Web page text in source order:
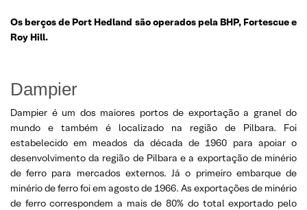
Os berços de Port Hedland são operados pela BHP, Fortescue e
Roy Hill.
Dampier
Dampier é um dos maiores portos de exportação a granel do
mundo e também é localizado na região de Pilbara. Foi
estabelecido em meados da década de 1960 para apoiar o
desenvolvimento da região de Pilbara e a exportação de minério
de ferro para mercados externos. Já o primeiro embarque de
minério de ferro foi em agosto de 1966. As exportações de minério
de ferro correspondem a mais de 80% do total exportado pelo